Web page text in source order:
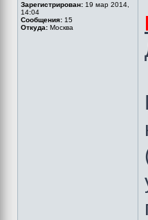
Зарегистрирован: 19 мар 2014,
14:04
Сообщения: 15
Откуда: Москва